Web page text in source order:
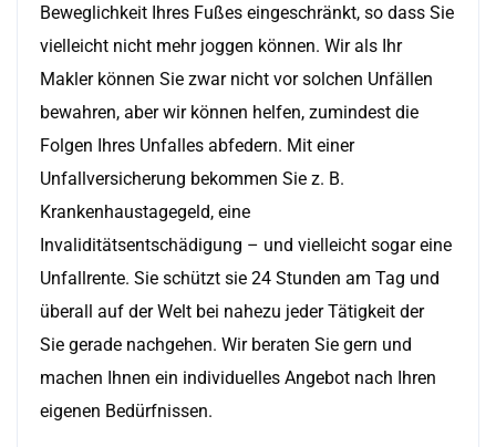
Beweglichkeit Ihres Fußes eingeschränkt, so dass Sie
vielleicht nicht mehr joggen können. Wir als Ihr
Makler können Sie zwar nicht vor solchen Unfällen
bewahren, aber wir können helfen, zumindest die
Folgen Ihres Unfalles abfedern. Mit einer
Unfallversicherung bekommen Sie z. B.
Krankenhaustagegeld, eine
Invaliditätsentschädigung – und vielleicht sogar eine
Unfallrente. Sie schützt sie 24 Stunden am Tag und
überall auf der Welt bei nahezu jeder Tätigkeit der
Sie gerade nachgehen. Wir beraten Sie gern und
machen Ihnen ein individuelles Angebot nach Ihren
eigenen Bedürfnissen.